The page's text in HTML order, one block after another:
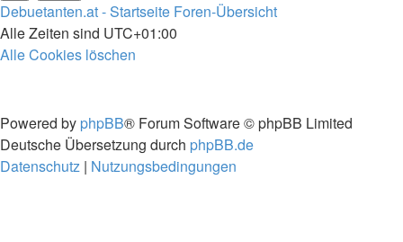
Debuetanten.at - Startseite Foren-Übersicht
Alle Zeiten sind UTC+01:00
Alle Cookies löschen
Powered by phpBB® Forum Software © phpBB Limited
Deutsche Übersetzung durch phpBB.de
Datenschutz | Nutzungsbedingungen